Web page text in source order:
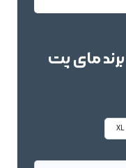
تی شرت طرح Fun Sun برند مای پت